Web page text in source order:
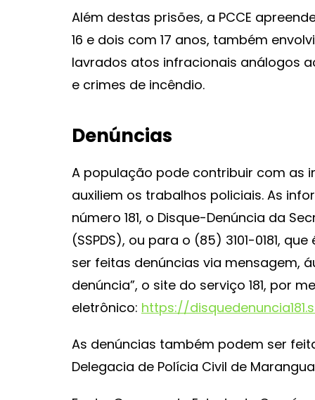
Além destas prisões, a PCCE
16 e dois com 17 anos, também
lavrados atos infracionais análogos
e crimes de incêndio.
Denúncias
A população pode contribuir com as
auxiliem os trabalhos policiais. As
número 181, o Disque-Denúncia da
(SSPDS), ou para o (85) 3101-0181,
ser feitas denúncias via mensagem,
denúncia”, o site do serviço 181, por
eletrônico: https://
As denúncias também podem ser
Delegacia de Polícia Civil de